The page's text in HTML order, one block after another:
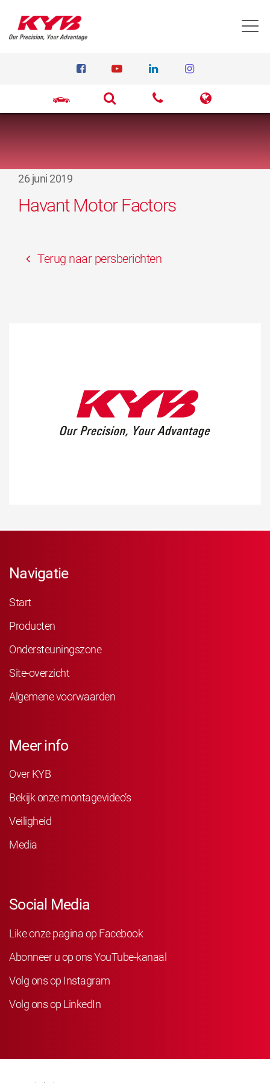
26 juni 2019
Havant Motor Factors
Terug naar persberichten
Navigatie
Start
Producten
Ondersteuningszone
Site-overzicht
Algemene voorwaarden
Meer info
Over KYB
Bekijk onze montagevideo’s
Veiligheid
Media
Social Media
Like onze pagina op Facebook
Abonneer u op ons YouTube-kanaal
Volg ons op Instagram
Volg ons op LinkedIn